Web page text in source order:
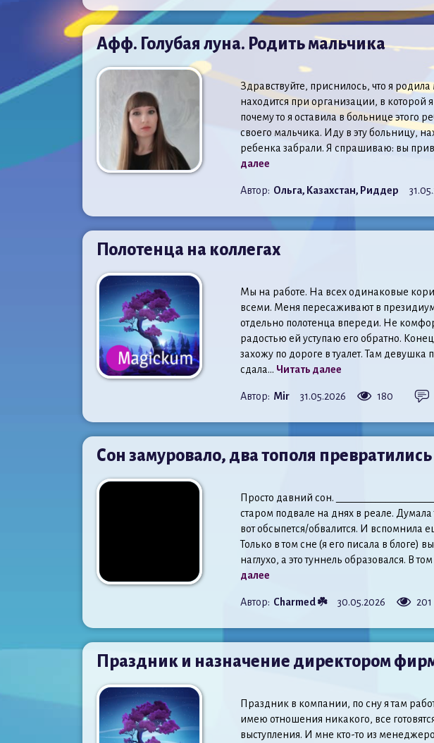
Афф. Голубая луна. Родить мальчика
Здравствуйте, приснилось, что я
находится при организации, в которой
почему то я оставила в больнице этого
своего мальчика. Иду в эту больницу,
ребенка забрали. Я спрашиваю: вы
далее
Автор: Ольга, Казахстан, Риддер
Полотенца на коллегах
Мы на работе. На всех одинаковые
всеми. Меня пересаживают в
отдельно полотенца впереди. Не
радостью ей уступаю его обратно.
захожу по дороге в туалет. Там девушка
сдала... Читать далее
Автор: Mir 31.05.2026 180
Сон замуровало, два тополя
Просто давний сон.
старом подвале на днях в реале. Думала
вот обсыпется/обвалится. И вспомнила
Только в том сне (я его писала в блоге)
наглухо, а это туннель образовался. В
далее
Автор: Charmed ☘️ 30.05.2026 201
Праздник и назначение директором
Праздник в компании, по сну я там
имею отношения никакого, все
выступления. И мне кто-то из